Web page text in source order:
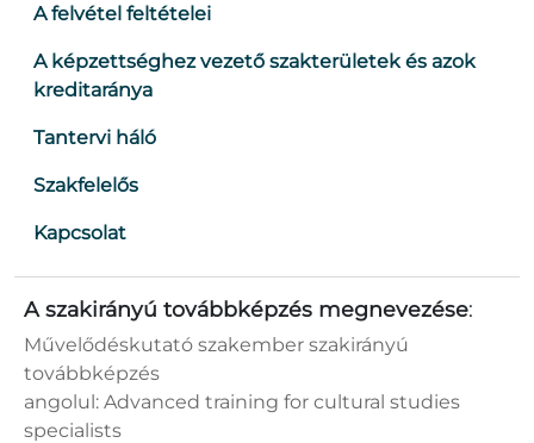
A felvétel feltételei
A képzettséghez vezető szakterületek és azok
kreditaránya
Tantervi háló
Szakfelelős
Kapcsolat
A szakirányú továbbképzés megnevezése:
Művelődéskutató szakember szakirányú
továbbképzés
angolul: Advanced training for cultural studies
specialists